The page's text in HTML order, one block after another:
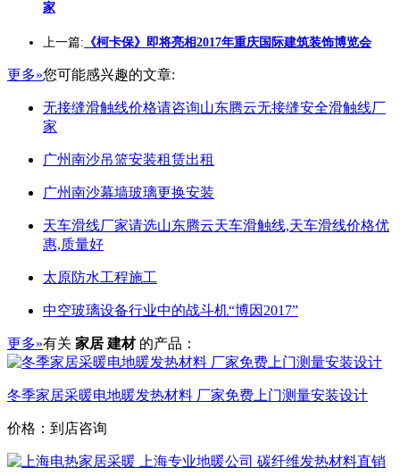
家
上一篇: 《柯卡保》即将亮相2017年重庆国际建筑装饰博览会
更多»您可能感兴趣的文章:
无接缝滑触线价格请咨询山东腾云无接缝安全滑触线厂
家
广州南沙吊篮安装租赁出租
广州南沙幕墙玻璃更换安装
天车滑线厂家请选山东腾云天车滑触线,天车滑线价格优
惠,质量好
太原防水工程施工
中空玻璃设备行业中的战斗机“博因2017”
更多»有关 家居 建材 的产品：
冬季家居采暖电地暖发热材料 厂家免费上门测量安装设计
价格：到店咨询